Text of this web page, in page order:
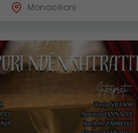
Monacilioni